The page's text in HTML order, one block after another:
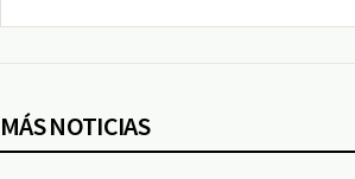
MÁS NOTICIAS